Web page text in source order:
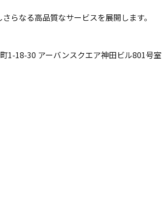
らなる高品質なサービスを展開します。
1-18-30 アーバンスクエア神田ビル801号室